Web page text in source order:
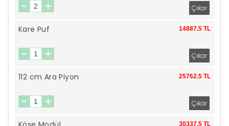
Tamamlayıcı
Afilli
Yaz
Kare Puf 14887.5 TL
112 cm Ara Piyon 25762.5 TL
30337.5 TL